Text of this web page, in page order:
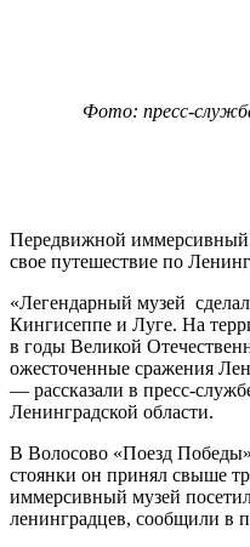
Фото: пресс-
Передвижной
свое путешествие по
«Легендарный музей
Кингисеппе и Луге. На
в годы Великой
ожесточенные сражения
— рассказали в пресс-
Ленинградской области.
В Волосово «Поезд
стоянки он принял свыше
иммерсивный музей
ленинградцев, сообщили в